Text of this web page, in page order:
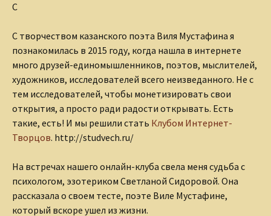
C
С творчеством казанского поэта Виля Мустафина я
познакомилась в 2015 году, когда нашла в интернете
много друзей-единомышленников, поэтов, мыслителей,
художников, исследователей всего неизведанного. Не с
тем исследователей, чтобы монетизировать свои
открытия, а просто ради радости открывать. Есть
такие, есть! И мы решили стать Клубом Интернет-
Творцов. http://studvech.ru/
На встречах нашего онлайн-клуба свела меня судьба с
психологом, эзотериком Светланой Сидоровой. Она
рассказала о своем тесте, поэте Виле Мустафине,
который вскоре ушел из жизни.